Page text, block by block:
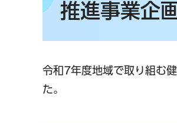
推進事業企
令和7年度地域で取り組む
た。